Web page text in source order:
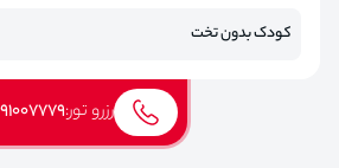
کودک بدون تخت
رزرو تور: